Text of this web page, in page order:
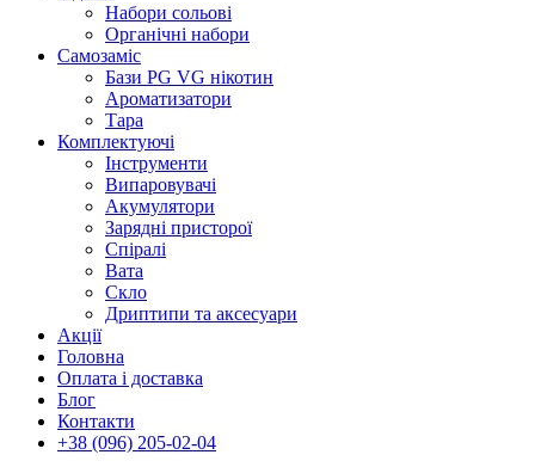
Набори сольові
Органічні набори
Самозаміс
Бази PG VG нікотин
Ароматизатори
Тара
Комплектуючі
Інструменти
Випаровувачі
Акумулятори
Зарядні присторої
Спіралі
Вата
Скло
Дриптипи та аксесуари
Акції
Головна
Оплата і доставка
Блог
Контакти
+38 (096) 205-02-04